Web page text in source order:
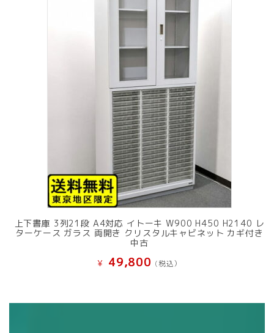
上下書庫 3列21段 A4対応 イトーキ W900 H450 H2140 レ
ターケース ガラス 両開き クリスタルキャビネット カギ付き
中古
¥ 49,800 (税込）